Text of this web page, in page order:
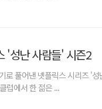
'성난 사람들' 시즌2
로 풀어낸 넷플릭스 시리즈 '
럽에서 한 젊은 ...